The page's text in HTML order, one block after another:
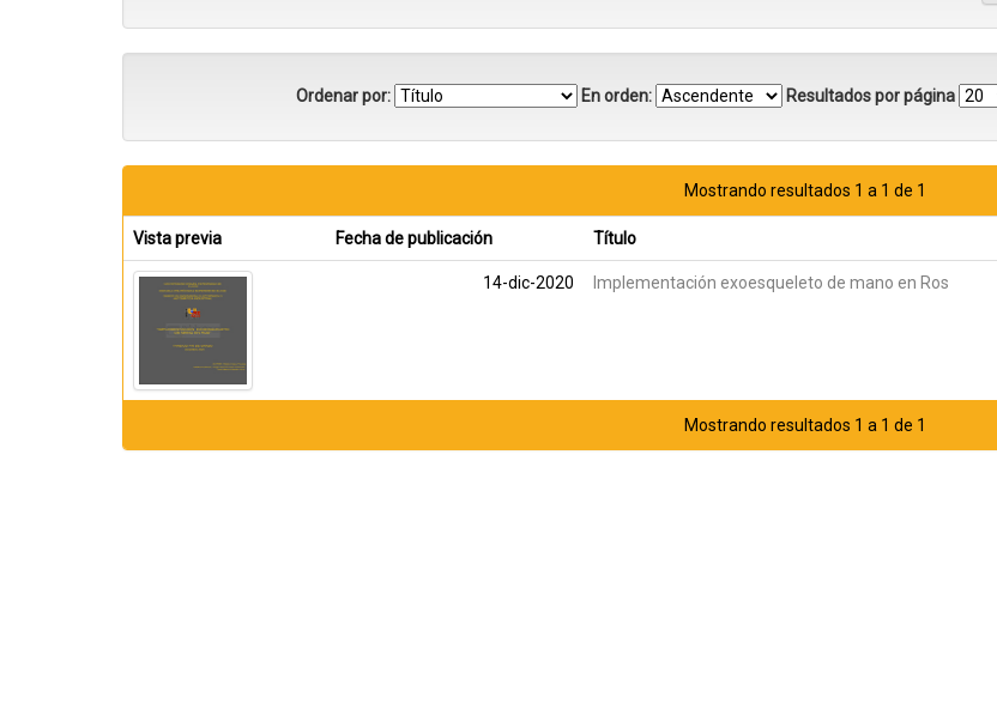
Ordenar por: En orden: Resultados por página
Mostrando resultados 1 a 1 de 1
Vista previa Fecha de publicación Título
14-dic-2020 Implementación exoesqueleto de mano en Ros
Mostrando resultados 1 a 1 de 1